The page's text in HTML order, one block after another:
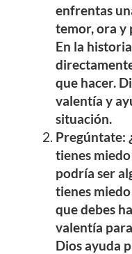
enfrentas
temor, ora y
En la
que hacer.
valentía y
situación.
Pregúntate:
tienes
podría ser
tienes
que debes
valentía
Dios ayuda